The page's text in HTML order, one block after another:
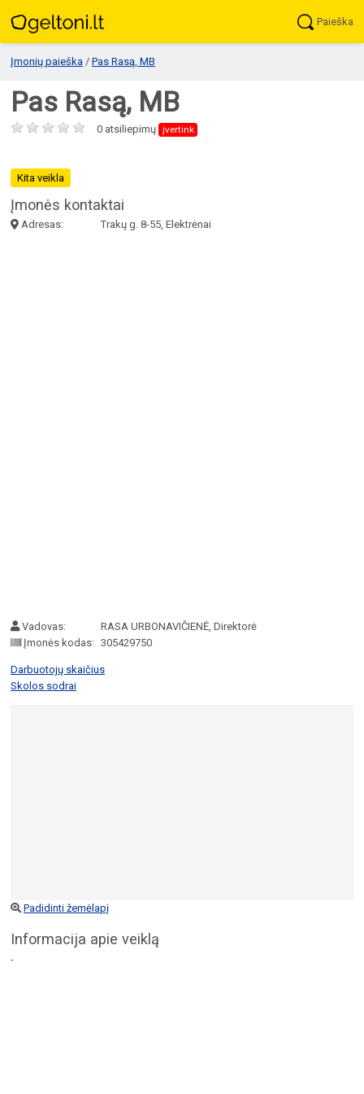
Paieška
Įmonių paieška / Pas Rasą, MB
Pas Rasą, MB
0 atsiliepimų įvertink
Kita veikla
Įmonės kontaktai
Adresas: Trakų g. 8-55, Elektrėnai
Vadovas:
RASA URBONAVIČIENĖ, Direktorė
Įmonės kodas: 305429750
Darbuotojų skaičius
Skolos sodrai
Padidinti žemėlapį
Informacija apie veiklą
-